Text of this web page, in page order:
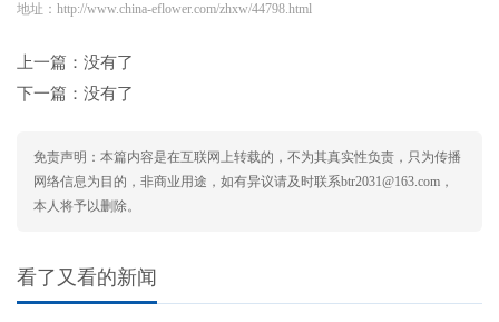
地址：http://www.china-eflower.com/zhxw/44798.html
上一篇：没有了
下一篇：没有了
免责声明：本篇内容是在互联网上转载的，不为其真实性负责，只为传播
网络信息为目的，非商业用途，如有异议请及时联系btr2031@163.com，
本人将予以删除。
看了又看的新闻